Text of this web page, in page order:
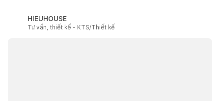
HIEUHOUSE
Tư vấn, thiết kế - KTS/Thiết kế